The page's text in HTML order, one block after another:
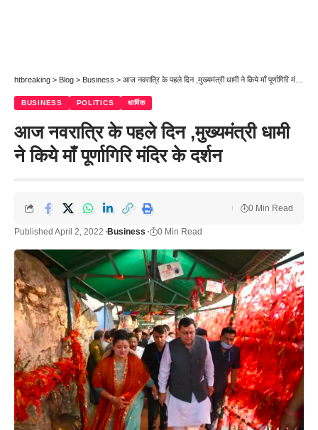
htbreaking > Blog > Business > आज नवरात्रि के पहले दिन ,मुख्यमंत्री धामी ने किये माँ पूर्णागिरि मंदिर के दर्शन
BUSINESS POLITICS धार्मिक
आज नवरात्रि के पहले दिन ,मुख्यमंत्री धामी
ने किये माँ पूर्णागिरि मंदिर के दर्शन
Published April 2, 2022 Business 0 Min Read
0 Min Read